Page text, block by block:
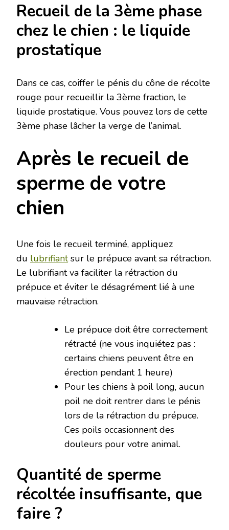
Recueil de la 3ème phase
chez le chien : le liquide
prostatique
Dans ce cas, coiffer le pénis du cône de récolte
rouge pour recueillir la 3ème fraction, le
liquide prostatique. Vous pouvez lors de cette
3ème phase lâcher la verge de l’animal.
Après le recueil de
sperme de votre
chien
Une fois le recueil terminé, appliquez
du lubrifiantsur le prépuce avant sa rétraction.
Le lubrifiant va faciliter la rétraction du
prépuce et éviter le désagrément lié à une
mauvaise rétraction.
Le prépuce doit être correctement
rétracté (ne vous inquiétez pas :
certains chiens peuvent être en
érection pendant 1 heure)
Pour les chiens à poil long, aucun
poil ne doit rentrer dans le pénis
lors de la rétraction du prépuce.
Ces poils occasionnent des
douleurs pour votre animal.
Quantité de sperme
récoltée insuffisante, que
faire ?